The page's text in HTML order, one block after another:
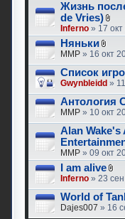
Жизнь
de Vries)
Inferno » 17
Няньки
MMP » 16 окт
Список
Gwynbleidd »
Антология
MMP » 10 окт
Alan Wake's
MMP » 09 окт
I am alive
Inferno » 23
World of
Dajes007 » 16